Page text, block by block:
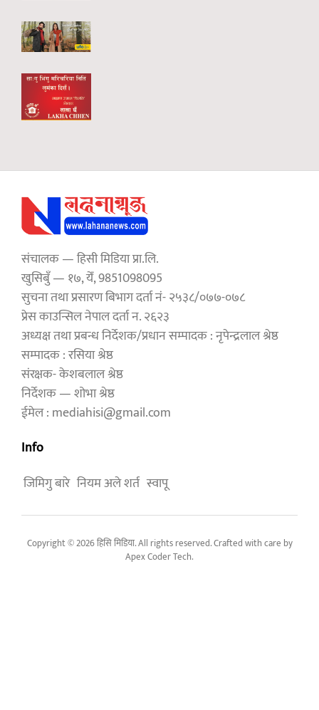
संचालक — हिसी मिडिया प्रा.लि.
खुसिबुँ — १७, येँ, 9851098095
सुचना तथा प्रसारण बिभाग दर्ता नं- २५३८/०७७-०७८
प्रेस काउन्सिल नेपाल दर्ता न. २६२३
अध्यक्ष तथा प्रबन्ध निर्देशक/प्रधान सम्पादक : नृपेन्द्रलाल श्रेष्ठ
सम्पादक : रसिया श्रेष्ठ
संरक्षक- केशबलाल श्रेष्ठ
निर्देशक — शोभा श्रेष्ठ
ईमेल : mediahisi@gmail.com
Info
जिमिगु बारे नियम अले शर्त स्वापू
Copyright © 2026 हिसि मिडिया. All rights reserved. Crafted with care by
Apex Coder Tech.